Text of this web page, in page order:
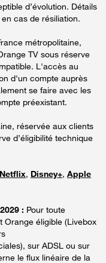
d’évolution. Détails
cas de résiliation.
métropolitaine,
TV sous réserve
L'accès au
d'un compte auprès
se faire avec les
préexistant.
réservée aux clients
d’éligibilité technique
Netflix, Disney+, Apple
: Pour toute
Orange éligible (Livebox
sur ADSL ou sur
le flux linéaire de la